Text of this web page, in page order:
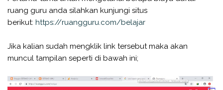
ruang guru anda silahkan kunjungi situs
berikut: https://ruangguru.com/belajar
Jika kalian sudah mengklik link tersebut maka akan
muncul tampilan seperti di bawah ini;